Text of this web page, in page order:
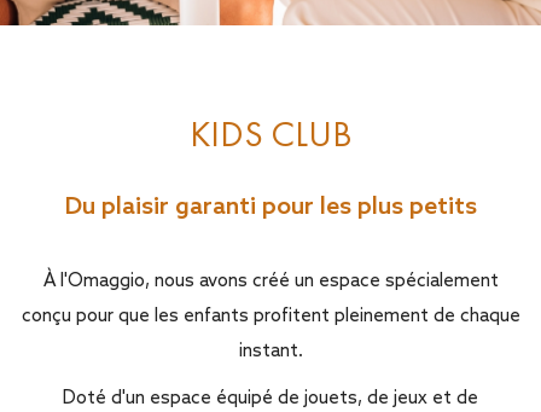
KIDS CLUB
Du plaisir garanti pour les plus petits
À l'Omaggio, nous avons créé un espace spécialement
conçu pour que les enfants profitent pleinement de chaque
instant.
Doté d'un espace équipé de jouets, de jeux et de